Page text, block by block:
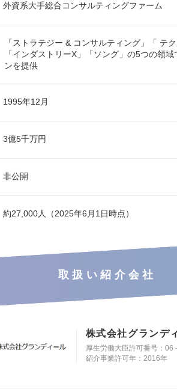
外資系大手総合コンサルティングファーム
「ストラテジー & コンサルティング」「 テ
「インダストリーX」「ソング」の5つの領
ンを提供
1995年12月
3億5千万円
非公開
約27,000人（2025年6月1日時点）
取扱い紹介会社
株式会社グランデ
厚生労働大臣許可番号：06
紹介事業許可年：2016年